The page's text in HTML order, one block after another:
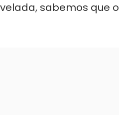
sabemos que o